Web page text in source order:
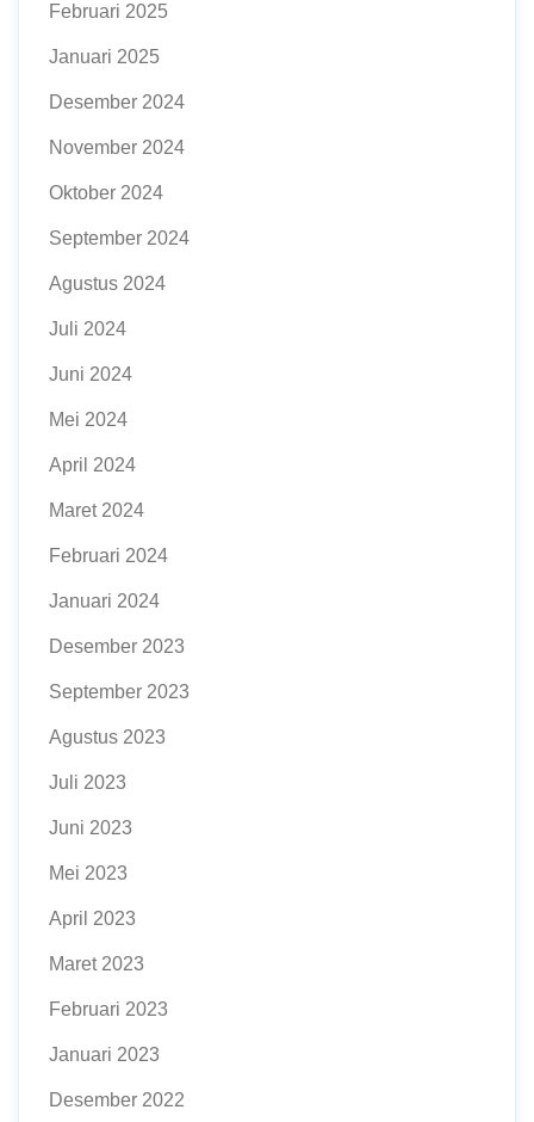
Februari 2025
Januari 2025
Desember 2024
November 2024
Oktober 2024
September 2024
Agustus 2024
Juli 2024
Juni 2024
Mei 2024
April 2024
Maret 2024
Februari 2024
Januari 2024
Desember 2023
September 2023
Agustus 2023
Juli 2023
Juni 2023
Mei 2023
April 2023
Maret 2023
Februari 2023
Januari 2023
Desember 2022